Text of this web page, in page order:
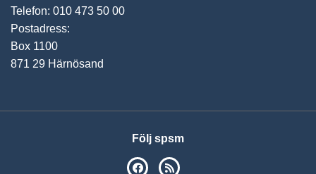
Telefon: 010 473 50 00
Postadress:
Box 1100
871 29 Härnösand
Följ spsm
SPSM på Facebook